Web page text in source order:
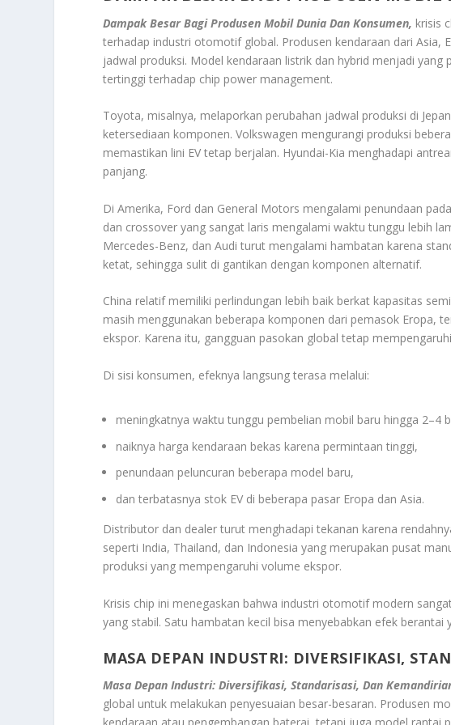
Dampak Besar Bagi Produsen Mobil Dunia Dan Konsumen, krisis
terhadap industri otomotif global. Produsen kendaraan dari Asia,
jadwal produksi. Model kendaraan listrik dan hybrid menjadi
tertinggi terhadap chip power management.
Toyota, misalnya, melaporkan perubahan jadwal produksi di
ketersediaan komponen. Volkswagen mengurangi produksi
memastikan lini EV tetap berjalan. Hyundai-Kia menghadapi
panjang.
Di Amerika, Ford dan General Motors mengalami penundaan
dan crossover yang sangat laris mengalami waktu tunggu lebih
Mercedes-Benz, dan Audi turut mengalami hambatan karena
ketat, sehingga sulit di gantikan dengan komponen alternatif.
China relatif memiliki perlindungan lebih baik berkat kapasitas
masih menggunakan beberapa komponen dari pemasok Eropa,
ekspor. Karena itu, gangguan pasokan global tetap
Di sisi konsumen, efeknya langsung terasa melalui:
meningkatnya waktu tunggu pembelian mobil baru hingga 2–4
naiknya harga kendaraan bekas karena permintaan tinggi,
penundaan peluncuran beberapa model baru,
dan terbatasnya stok EV di beberapa pasar Eropa dan Asia.
Distributor dan dealer turut menghadapi tekanan karena
seperti India, Thailand, dan Indonesia yang merupakan pusat
produksi yang mempengaruhi volume ekspor.
Krisis chip ini menegaskan bahwa industri otomotif modern
yang stabil. Satu hambatan kecil bisa menyebabkan efek berantai
MASA DEPAN INDUSTRI: DIVERSIFIKASI,
Masa Depan Industri: Diversifikasi, Standarisasi, Dan
global untuk melakukan penyesuaian besar-besaran. Produsen